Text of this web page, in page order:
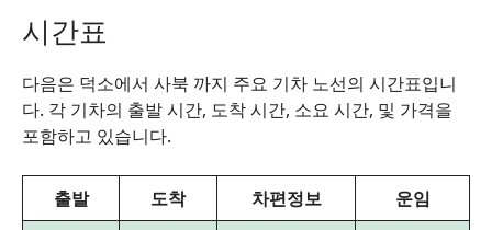
시간표
다음은 덕소에서 사북 까지 주요 기차 노선의 시간표입니
다. 각 기차의 출발 시간, 도착 시간, 소요 시간, 및 가격을
포함하고 있습니다.
출발 도착 차편정보
운임